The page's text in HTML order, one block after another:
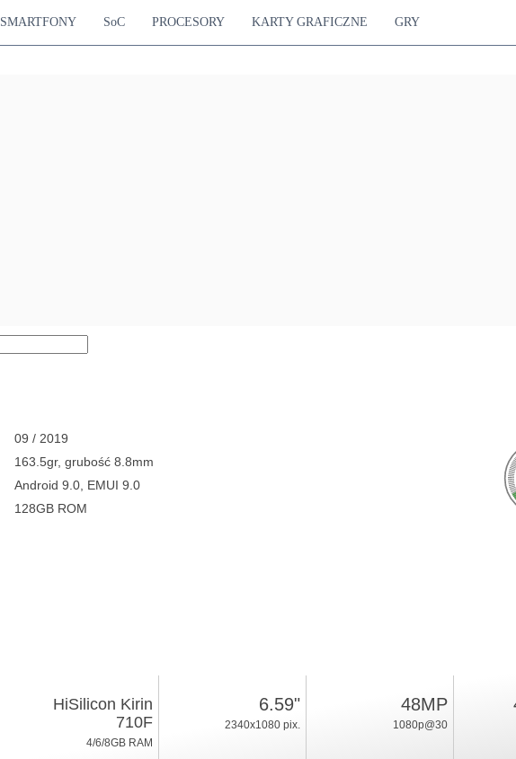
SMARTFONY SoC PROCESORY KARTY GRAFICZNE GRY
09 / 2019
163.5gr, grubość 8.8mm
Android 9.0, EMUI 9.0
128GB ROM
HiSilicon Kirin
710F
4/6/8GB RAM
6.59"
2340x1080 pix.
48MP
1080p@30